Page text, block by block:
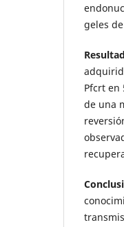
geles
Pfcrt en
de una